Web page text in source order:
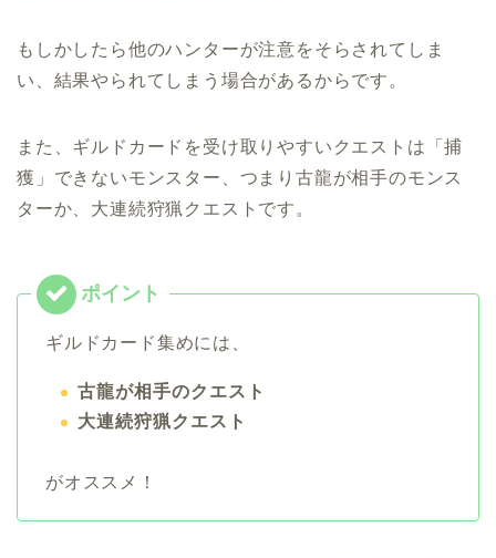
もしかしたら他のハンターが注意をそらされてしま
い、結果やられてしまう場合があるからです。
また、ギルドカードを受け取りやすいクエストは「捕
獲」できないモンスター、つまり古龍が相手のモンス
ターか、大連続狩猟クエストです。
ギルドカード集めには、
古龍が相手のクエスト
大連続狩猟クエスト
がオススメ！